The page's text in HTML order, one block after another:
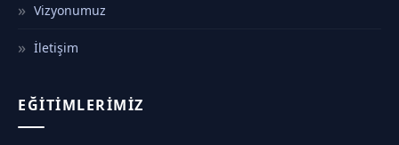
Vizyonumuz
İletişim
EĞITIMLERIMIZ